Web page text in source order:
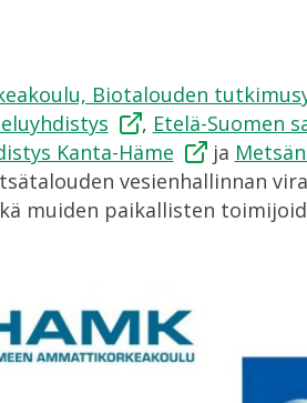
Biotalouden
, Etelä-Suomen
Kanta-Häme ja
vesienhallinnan
muiden paikallisten